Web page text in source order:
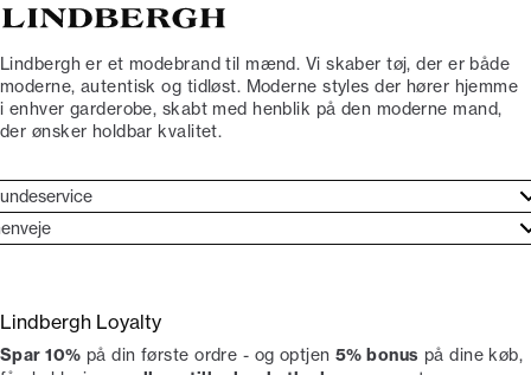
Lindbergh er et modebrand til mænd. Vi skaber tøj, der er både
moderne, autentisk og tidløst. Moderne styles der hører hjemme
i enhver garderobe, skabt med henblik på den moderne mand,
der ønsker holdbar kvalitet.
dit køb
Lindbergh Ambassadør
Lindbergh Loyalty
Spar 10% på din første ordre - og optjen 5% bonus på dine køb,